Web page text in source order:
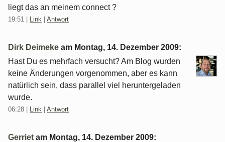
liegt das an meinem connect ?
19:51 Link Antwort
Dirk Deimeke am Montag, 14. Dezember 2009:
Hast Du es mehrfach versucht? Am Blog wurden
keine Änderungen vorgenommen, aber es kann
natürlich sein, dass parallel viel heruntergeladen
wurde.
06:28 Link Antwort
Gerriet am Montag, 14. Dezember 2009: